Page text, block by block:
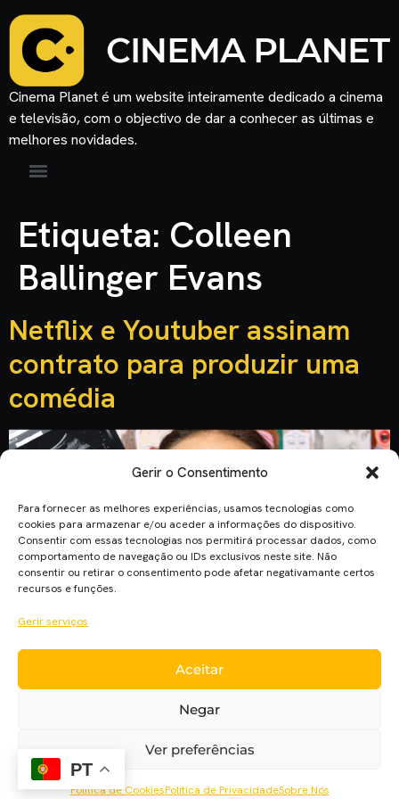
Gerir o Consentimento
Para fornecer as melhores experiências, usamos tecnologias como
cookies para armazenar e/ou aceder a informações do dispositivo.
Consentir com essas tecnologias nos permitirá processar dados, como
comportamento de navegação ou IDs exclusivos neste site. Não
consentir ou retirar o consentimento pode afetar negativamante certos
recursos e funções.
Gerir serviços
Aceitar
Negar
Ver preferências
Política de CookiesPolítica de PrivacidadeSobre Nós
Cinema Planet é um website inteiramente dedicado a cinema
e televisão, com o objectivo de dar a conhecer as últimas e
melhores novidades.
Etiqueta: Colleen
Ballinger Evans
Netflix e Youtuber assinam
contrato para produzir uma
comédia
A YouTuber Colleen Ballinger Evans acaba de assinar um
contrato com a Netflix para produzir uma comédia de 8
episódios chamada Haters Back Off. A série vai
surgiu em vídeos do Youtube. Confiante, ela acredita que
nasceu para brilhar. Mas como não possui nenhum talento
artístico, ela falha constantemente na tentativa […]
PT